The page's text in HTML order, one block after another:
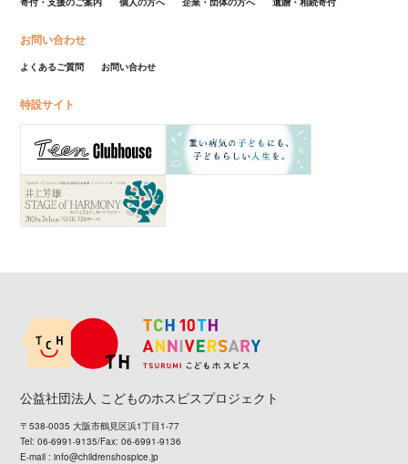
お問い合わせ
よくあるご質問 お問い合わせ
特設サイト
公益社団法人 こどものホスピスプロジェクト
〒538-0035 大阪市鶴見区浜1丁目1-77
Tel: 06-6991-9135/Fax: 06-6991-9136
E-mail :info@childrenshospice.jp